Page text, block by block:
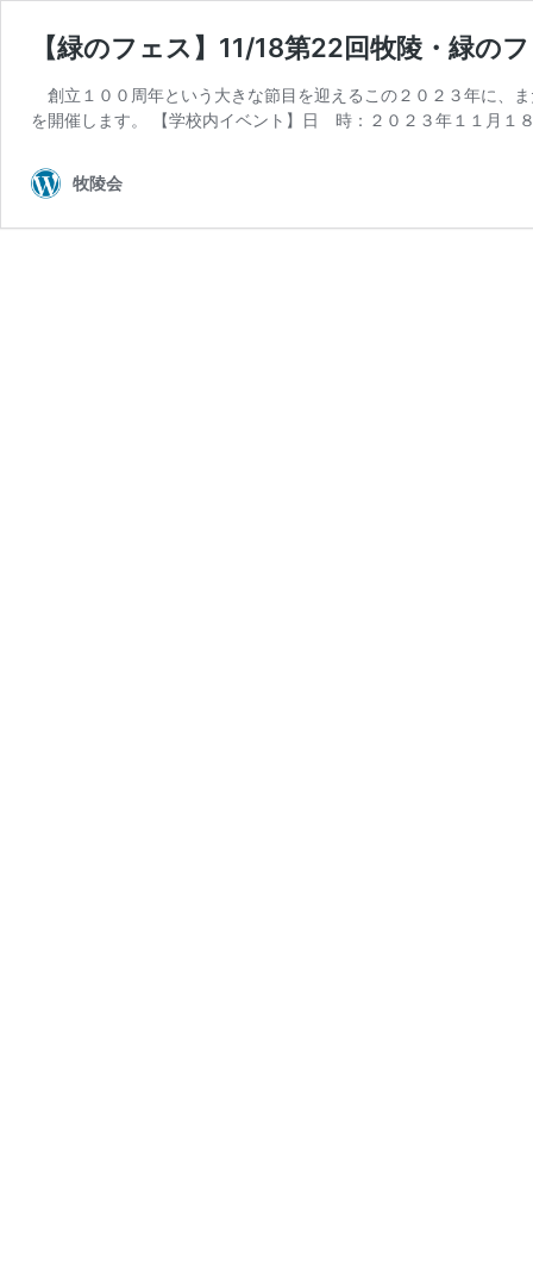
【緑のフェス】11/18第22回牧陵・緑
創立１００周年という大きな節目を迎えるこの２０２３年に、
を開催します。 【学校内イベント】日 時：２０２３年１１月１
牧陵会